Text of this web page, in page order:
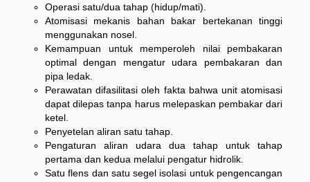
Operasi satu/dua tahap (hidup/mati).
Atomisasi mekanis bahan bakar bertekanan tinggi
menggunakan nosel.
Kemampuan untuk memperoleh nilai pembakaran
optimal dengan mengatur udara pembakaran dan
pipa ledak.
Perawatan difasilitasi oleh fakta bahwa unit atomisasi
dapat dilepas tanpa harus melepaskan pembakar dari
ketel.
Penyetelan aliran satu tahap.
Pengaturan aliran udara dua tahap untuk tahap
pertama dan kedua melalui pengatur hidrolik.
Satu flens dan satu segel isolasi untuk pengencangan